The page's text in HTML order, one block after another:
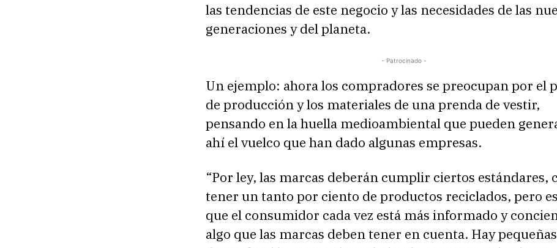
las tendencias de este negocio y las necesidades de las
generaciones y del planeta.
- Patrocinado -
Un ejemplo: ahora los compradores se preocupan por el
de producción y los materiales de una prenda de vestir,
pensando en la huella medioambiental que pueden
ahí el vuelco que han dado algunas empresas.
“Por ley, las marcas deberán cumplir ciertos estándares,
tener un tanto por ciento de productos reciclados, pero
que el consumidor cada vez está más informado y
algo que las marcas deben tener en cuenta. Hay